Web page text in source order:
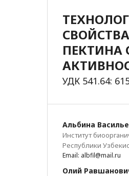
ПЕКТИНА
УДК 541.64:
Альбина
Институт
Республики
Email: albfil@mail.ru
Олий